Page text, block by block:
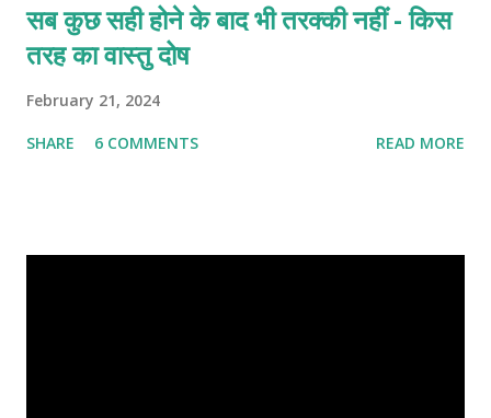
सब कुछ सही होने के बाद भी तरक्की नहीं - किस
तरह का वास्तु दोष
February 21, 2024
SHARE 6 COMMENTS READ MORE